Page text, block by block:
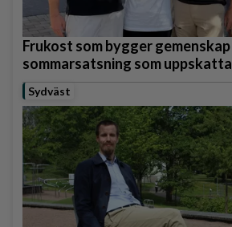
Frukost som bygger gemenskap
sommarsatsning som
Sydväst